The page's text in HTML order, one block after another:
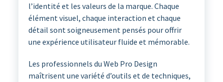
l’identité et les valeurs de la marque. Chaque
élément visuel, chaque interaction et chaque
détail sont soigneusement pensés pour offrir
une expérience utilisateur fluide et mémorable.
Les professionnels du Web Pro Design
maîtrisent une variété d’outils et de techniques,